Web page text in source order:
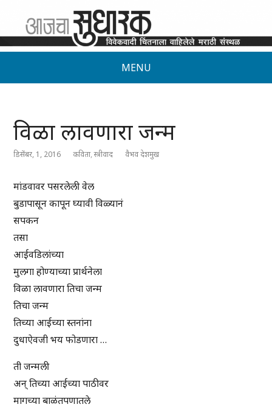
MENU
विळा लावणारा जन्म
डिसेंबर, 1, 2016 कविता,स्त्रीवाद वैभव देशमुख
मांडवावर पसरलेली वेल
बुडापासून कापून घ्यावी विळ्यानं
सपकन
तसा
आईवडिलांच्या
मुलगा होण्याच्या प्रार्थनेला
विळा लावणारा तिचा जन्म
तिचा जन्म
तिच्या आईच्या स्तनांना
दुधाऐवजी भय फोडणारा …
ती जन्मली
अन् तिच्या आईच्या पाठीवर
मागच्या बाळंतपणातले